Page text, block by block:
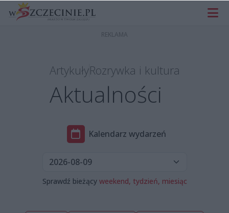
ArtykułyRozrywka i kultura
Aktualności
Kalendarz wydarzeń
Sprawdź bieżący weekend, tydzień, miesiąc